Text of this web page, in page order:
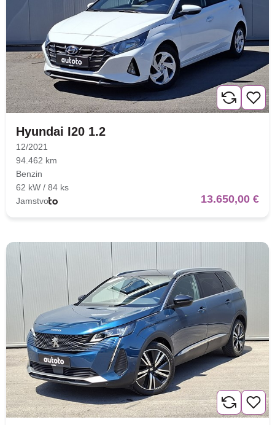
Hyundai I20 1.2
12/2021
94.462 km
Benzin
62 kW / 84 ks
Jamstvo
13.650,00 €
Nova lokacija - Slavonska
avenija 102, Resnik